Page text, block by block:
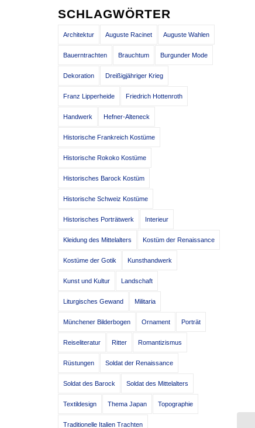
SCHLAGWÖRTER
Architektur Auguste Racinet Auguste Wahlen
Bauerntrachten Brauchtum Burgunder Mode
Dekoration Dreißigjähriger Krieg
Franz Lipperheide Friedrich Hottenroth
Handwerk Hefner-Alteneck
Historische Frankreich Kostüme
Historische Rokoko Kostüme
Historisches Barock Kostüm
Historische Schweiz Kostüme
Historisches Porträtwerk Interieur
Kleidung des Mittelalters Kostüm der Renaissance
Kostüme der Gotik Kunsthandwerk
Kunst und Kultur Landschaft
Liturgisches Gewand Militaria
Münchener Bilderbogen Ornament Porträt
Reiseliteratur Ritter Romantizismus
Rüstungen Soldat der Renaissance
Soldat des Barock Soldat des Mittelalters
Textildesign Thema Japan Topographie
Traditionelle Italien Trachten